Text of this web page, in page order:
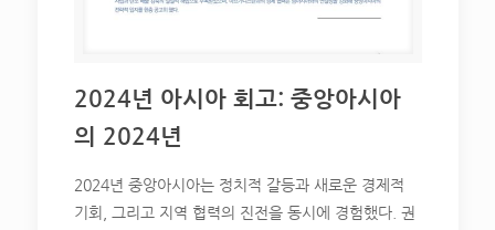
2024년 아시아 회고: 중앙아시아
의 2024년
2024년 중앙아시아는 정치적 갈등과 새로운 경제적
기회, 그리고 지역 협력의 진전을 동시에 경험했다. 권